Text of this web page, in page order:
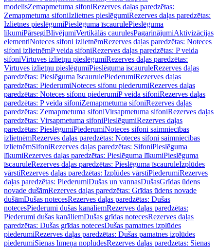
modelisZemapmetuma sifoniRezerves daļas paredzētas:
Zemapmetuma sifoniIzlietnes pieslēgumiRezerves daļas paredzētas:
Izlietnes pieslēgumiPieslēguma īscaurulePieslēguma
līkumiPārsegiBlīvējumiVertikālās caurulesPagarinājumiAktivizācijas
elementiNoteces sifoni izlietnēmRezerves daļas paredzētas: Noteces
sifoni izlietnēmP veida sifoniRezerves daļas paredzētas: P veida
sifoniVirtuves izlietņu pieslēgumiRezerves daļas paredzētas:
Virtuves izlietņu pieslēgumiPieslēguma īscauruleRezerves daļas
paredzētas: Pieslēguma īscaurulePiederumiRezerves daļas
paredzētas: PiederumiNoteces sifonu piederumiRezerves daļas
paredzētas: Noteces sifonu piederumiP veida sifoniRezerves daļas
paredzētas: P veida sifoniZemapmetuma sifoniRezerves daļas
paredzētas: Zemapmetuma sifoniVirsapmetuma sifoniRezerves daļas
paredzētas: Virsapmetuma sifoniPieslēgumiRezerves daļas
paredzētas: PieslēgumiPiederumiNoteces sifoni saimniecības
izlietnēmRezerves daļas paredzētas: Noteces sifoni saimniecības
izlietnēmSifoniRezerves daļas paredzētas: SifoniPieslēguma
līkumiRezerves daļas paredzētas: Pieslēguma līkumiPieslēguma
īscauruleRezerves daļas paredzētas: Pieslēguma īscauruleIzplūdes
vārstiRezerves daļas paredzētas: Izplūdes vārstiPiederumiRezerves
daļas paredzētas: PiederumiDušas un vannasDušasGrīdas ūdens
novade dušāmRezerves daļas paredzētas: Grīdas ūdens novade
dušāmDušas notecesRezerves daļas paredzētas: Dušas
notecesPiederumi dušas kanāliemRezerves daļas paredzētas:
Piederumi dušas kanāliemDušas grīdas notecesRezerves daļas
paredzētas: Dušas grīdas notecesDušas pamatnes izplūdes
piederumiRezerves daļas paredzētas: Dušas pamatnes izplūdes
piederumiSienas līmeņa noplūdesRezerves daļas paredzētas: Sienas